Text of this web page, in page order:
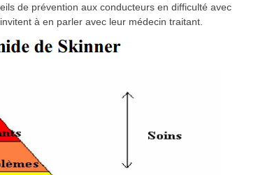
de prévention aux conducteurs en difficulté avec
à en parler avec leur médecin traitant.